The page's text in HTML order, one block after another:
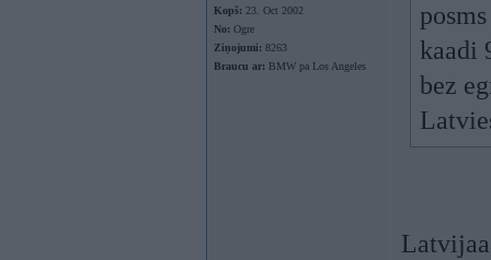
Kopš: 23. Oct 2002
No: Ogre
Ziņojumi: 8263
Braucu ar: BMW pa Los Angeles
kaadi
bez